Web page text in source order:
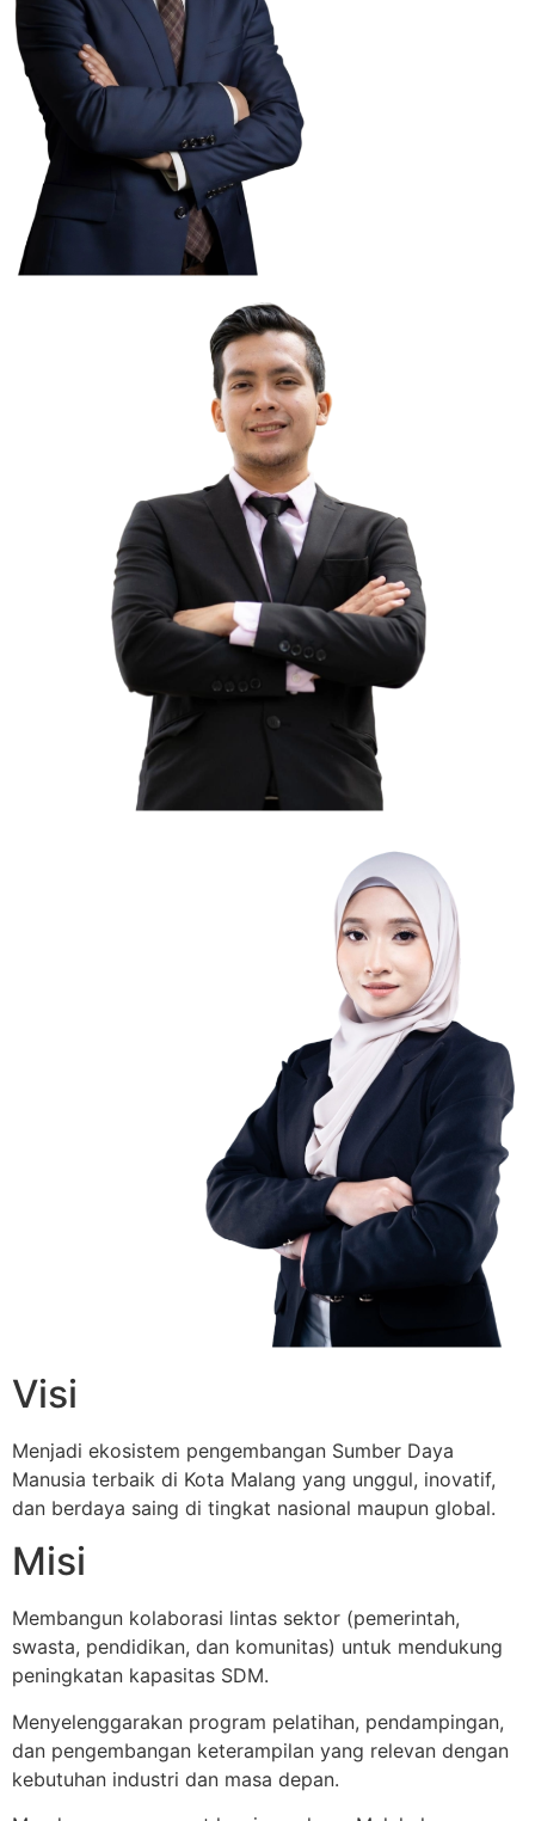
Visi
Menjadi ekosistem pengembangan Sumber Daya
Manusia terbaik di Kota Malang yang unggul, inovatif,
dan berdaya saing di tingkat nasional maupun global.
Misi
Membangun kolaborasi lintas sektor (pemerintah,
swasta, pendidikan, dan komunitas) untuk mendukung
peningkatan kapasitas SDM.
Menyelenggarakan program pelatihan, pendampingan,
dan pengembangan keterampilan yang relevan dengan
kebutuhan industri dan masa depan.